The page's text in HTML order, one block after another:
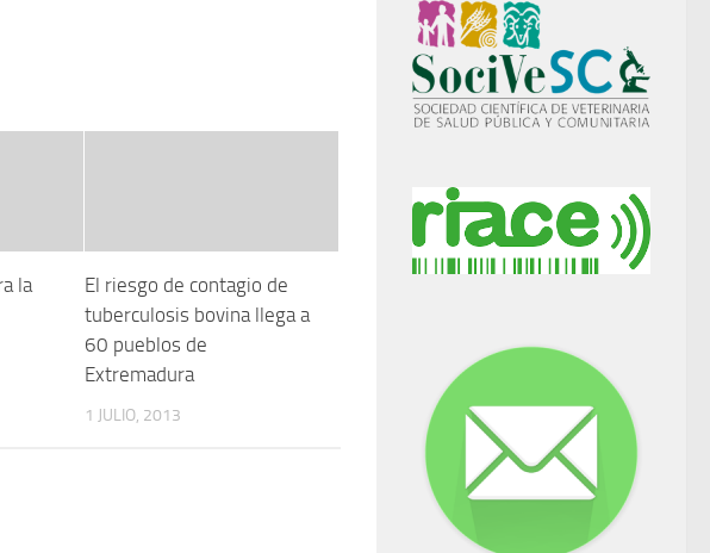
la
El riesgo de contagio de
tuberculosis bovina llega a
60 pueblos de
Extremadura
1 JULIO, 2013